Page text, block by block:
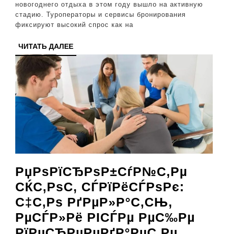
какие
спрос
и
сколько
стоят
туры?
новогоднего отдыха в этом году вышло на активную
стадию. Туроператоры и сервисы бронирования
фиксируют высокий спрос как на
ЧИТАТЬ ДАЛЕЕЧИТАТЬ
ДАЛЕЕ
РџРѕРїСЂРѕР±СѓР№С‚Рµ
СЌС‚РѕС‚ СЃРїРёСЃРѕРє:
С‡С‚Рѕ РґРµР»Р°С‚СЊ,
РµСЃР»Рё РІСЃРµ РµС‰Рµ